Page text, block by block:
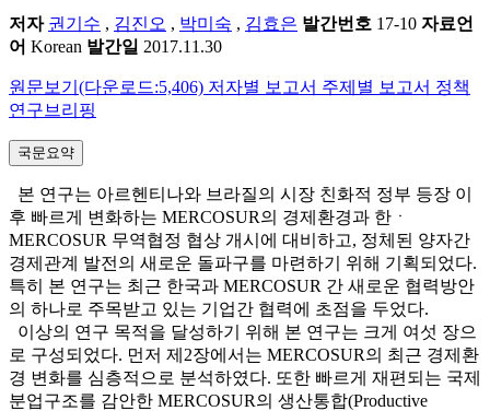
저자 권기수 , 김진오 , 박미숙 , 김효은 발간번호 17-10 자료언
어 Korean 발간일 2017.11.30
원문보기(다운로드:5,406) 저자별 보고서 주제별 보고서 정책
연구브리핑
국문요약
본 연구는 아르헨티나와 브라질의 시장 친화적 정부 등장 이
후 빠르게 변화하는 MERCOSUR의 경제환경과 한ㆍ
MERCOSUR 무역협정 협상 개시에 대비하고, 정체된 양자간
경제관계 발전의 새로운 돌파구를 마련하기 위해 기획되었다.
특히 본 연구는 최근 한국과 MERCOSUR 간 새로운 협력방안
의 하나로 주목받고 있는 기업간 협력에 초점을 두었다.
이상의 연구 목적을 달성하기 위해 본 연구는 크게 여섯 장으
로 구성되었다. 먼저 제2장에서는 MERCOSUR의 최근 경제환
경 변화를 심층적으로 분석하였다. 또한 빠르게 재편되는 국제
분업구조를 감안한 MERCOSUR의 생산통합(Productive